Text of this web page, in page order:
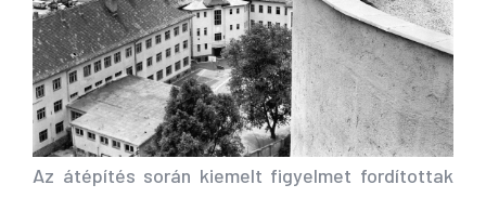
Az átépítés során kiemelt figyelmet fordítottak